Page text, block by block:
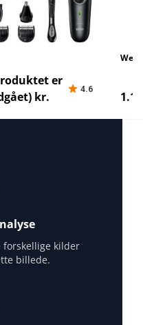
er
kr.
4.6
forskellige kilder
billede.